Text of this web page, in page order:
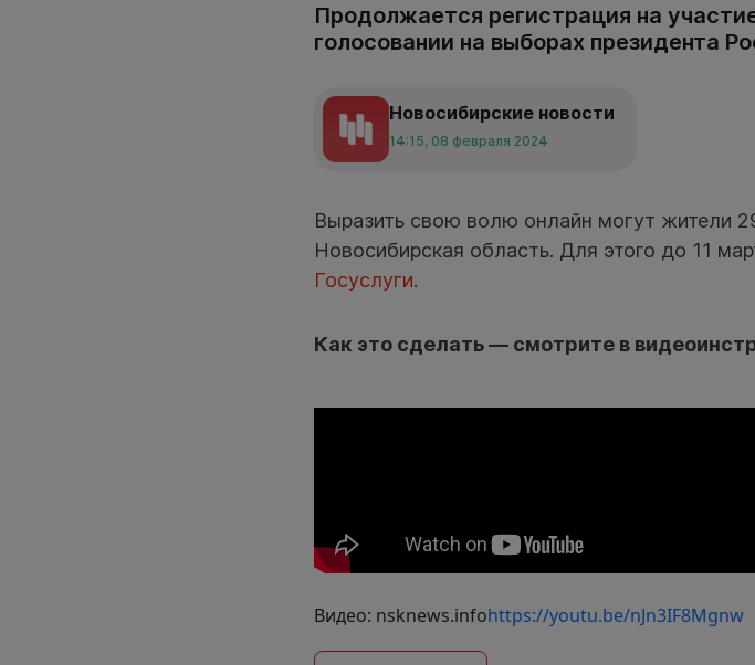
Продолжается регистрация на
голосовании на выборах президента
Новосибирские новости
14:15, 08 февраля 2024
Выразить свою волю онлайн могут жители
Новосибирская область. Для этого до 11
Госуслуги.
Как это сделать — смотрите в
Видео: nsknews.infohttps://youtu.be/nJn3IF8Mgnw